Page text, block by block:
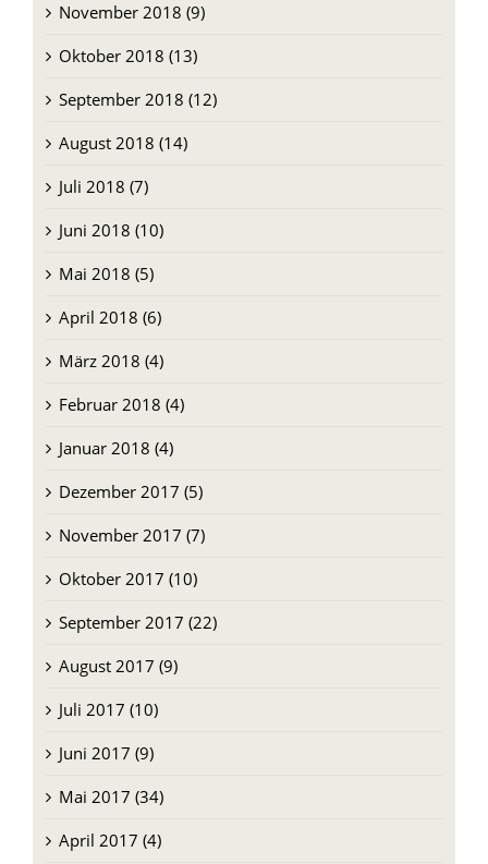
November 2018 (9)
Oktober 2018 (13)
September 2018 (12)
August 2018 (14)
Juli 2018 (7)
Juni 2018 (10)
Mai 2018 (5)
April 2018 (6)
März 2018 (4)
Februar 2018 (4)
Januar 2018 (4)
Dezember 2017 (5)
November 2017 (7)
Oktober 2017 (10)
September 2017 (22)
August 2017 (9)
Juli 2017 (10)
Juni 2017 (9)
Mai 2017 (34)
April 2017 (4)